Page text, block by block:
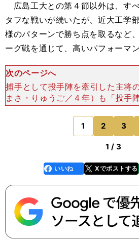
広島工大との第４節以外は、す
タフな戦いが続いたが、近大工学
様のパターンで勝ち点を取るなど
ーグ戦を通じて、高いパフォーマ
次のページへ
捕手として投手陣を牽引した主将
まさ・りゅうご／４年）も「投手
たぐり寄せた」と語る。 広島大
導者に手取り足取り技術を教えら
い。 就任１年
1 2 3
1 / 3
faceboo
k
いいね Xでポストする
line